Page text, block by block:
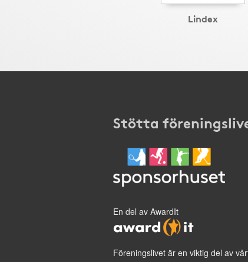
Lindex
Stötta
En del av AwardIt
Föreningslivet är en viktig del av